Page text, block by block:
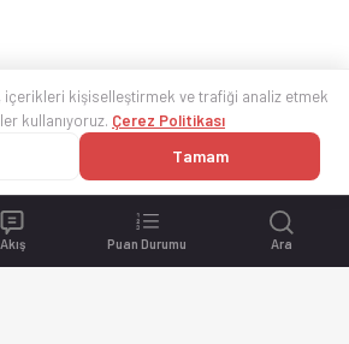
Akış Puan Durumu Ara
içerikleri kişiselleştirmek ve trafiği analiz etmek
kullanıyoruz. Çerez Politikası
Tamam